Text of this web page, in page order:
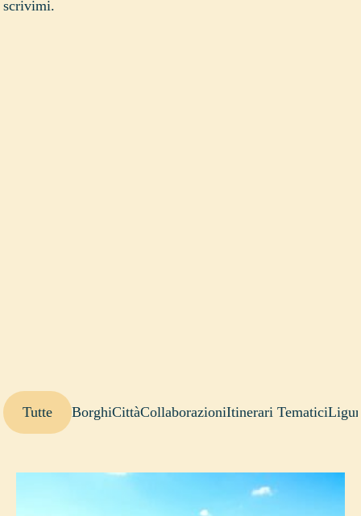
scrivimi.
Tutte BorghiCittàCollaborazioniItinerari Tematici